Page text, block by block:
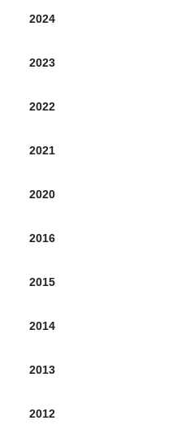
2024
2023
2022
2021
2020
2016
2015
2014
2013
2012